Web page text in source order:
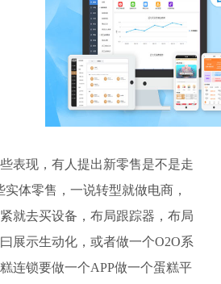
现，有人提出新零售是不是走
体零售，一说转型就做电商，
就去买设备，布局跟踪器，布局
展示生动化，或者做一个O2O系
连锁要做一个APP做一个蛋糕平